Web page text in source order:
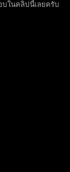
บในคลิปนี้เลยครับ